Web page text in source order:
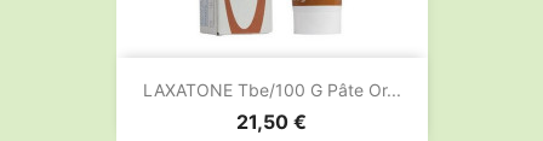
LAXATONE Tbe/100 G Pâte Or...
Prix
21,50 €